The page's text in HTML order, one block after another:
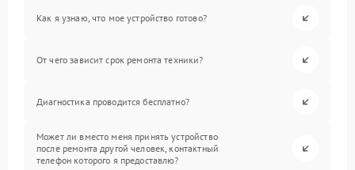
Как я узнаю, что мое устройство готово?
От чего зависит срок ремонта техники?
Диагностика проводится бесплатно?
Может ли вместо меня принять устройство
после ремонта другой человек, контактный
телефон которого я предоставлю?